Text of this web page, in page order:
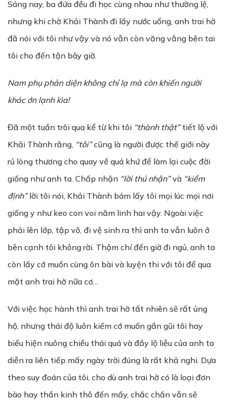
Sáng nay, ba đứa đều đi học cùng nhau như thường lệ,
nhưng khi chờ Khải Thành đi lấy nước uống, anh trai hờ
đã nói với tôi như vậy và nó vẫn còn văng vẳng bên tai
tôi cho đến tận bây giờ.
Nam phụ phản diện không chỉ lạ mà còn khiến người
khác ớn lạnh kìa!
Đã một tuần trôi qua kể từ khi tôi “thành thật”tiết lộ với
Khải Thành rằng, “tôi”cũng là người được thế giới này
rủ lòng thương cho quay về quá khứ để làm lại cuộc đời
giống như anh ta. Chấp nhận “lời thú nhận”và “kiểm
định”lời tôi nói, Khải Thành bám lấy tôi mọi lúc mọi nơi
giống y như keo con voi năm linh hai vậy. Ngoài việc
phải lên lớp, tập võ, đi vệ sinh ra thì anh ta vẫn luôn ở
bên cạnh tôi không rời. Thậm chí đến giờ đi ngủ, anh ta
còn lấy cớ muốn cùng ôn bài và luyện thi với tôi để qua
mặt anh trai hờ nữa cơ…
Với việc học hành thì anh trai hờ tất nhiên sẽ rất ủng
hộ, nhưng thái độ luôn kiếm cớ muốn gần gũi tôi hay
biểu hiện nuông chiều thái quá và đầy lộ liễu của anh ta
diễn ra liên tiếp mấy ngày trời đúng là rất khả nghi. Dựa
theo suy đoán của tôi, cho dù anh trai hờ có là loại đơn
bào hay thần kinh thô đến mấy, chắc chắn vẫn sẽ